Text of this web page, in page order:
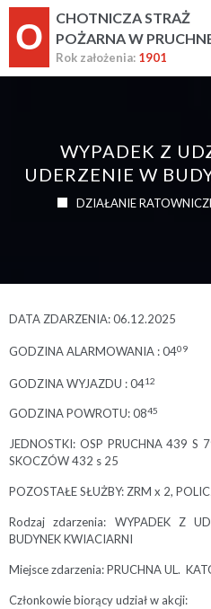
O
CHOTNICZA STRAŻ
POŻARNA W
Rok założenia: 1901
WYPADEK Z
UDERZENIE W
DZIAŁANIE
DATA ZDARZENIA: 06.12.2025
GODZINA ALARMOWANIA : 0409
GODZINA WYJAZDU : 0412
GODZINA POWROTU: 0845
JEDNOSTKI: OSP PRUCHNA 439 S
SKOCZÓW 432 s 25
POZOSTAŁE SŁUŻBY: ZRM x 2,
Rodzaj zdarzenia: WYPADEK Z
BUDYNEK KWIACIARNI
Miejsce zdarzenia: PRUCHNA UL.
Członkowie biorący udział w akcji: